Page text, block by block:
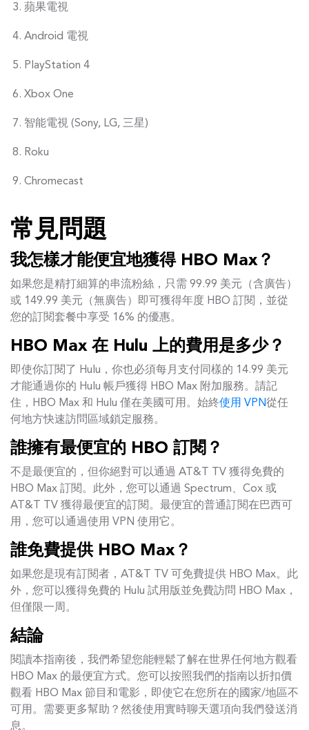
蘋果電視
Android 電視
PlayStation 4
Xbox One
智能電視 (Sony, LG, 三星)
Roku
Chromecast
常見問題
我怎樣才能便宜地獲得 HBO Max？
如果您是精打細算的串流粉絲，只需 99.99 美元（含廣告）
或 149.99 美元（無廣告）即可獲得年度 HBO 訂閱，並從
您的訂閱套餐中享受 16% 的優惠。
HBO Max 在 Hulu 上的費用是多少？
即使你訂閱了 Hulu，你也必須每月支付同樣的 14.99 美元
才能通過你的 Hulu 帳戶獲得 HBO Max 附加服務。請記
住，HBO Max 和 Hulu 僅在美國可用。始終使用 VPN從任
何地方快速訪問區域鎖定服務。
誰擁有最便宜的 HBO 訂閱？
不是最便宜的，但你絕對可以通過 AT&T TV 獲得免費的
HBO Max 訂閱。此外，您可以通過 Spectrum、Cox 或
AT&T TV 獲得最便宜的訂閱。最便宜的普通訂閱在巴西可
用，您可以通過使用 VPN 使用它。
誰免費提供 HBO Max？
如果您是現有訂閱者，AT&T TV 可免費提供 HBO Max。此
外，您可以獲得免費的 Hulu 試用版並免費訪問 HBO Max，
但僅限一周。
結論
閱讀本指南後，我們希望您能輕鬆了解在世界任何地方觀看
HBO Max 的最便宜方式。您可以按照我們的指南以折扣價
觀看 HBO Max 節目和電影，即使它在您所在的國家/地區不
可用。需要更多幫助？然後使用實時聊天選項向我們發送消
息。